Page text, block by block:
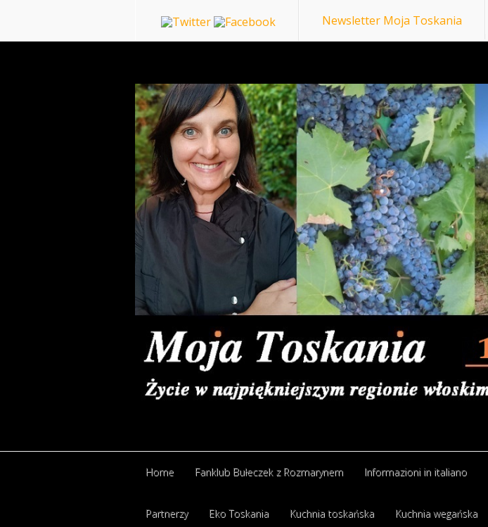
Newsletter Moja Toskania
Home Fanklub Bułeczek z Rozmarynem Informazioni in italiano
Partnerzy Eko Toskania Kuchnia toskańska Kuchnia wegańska